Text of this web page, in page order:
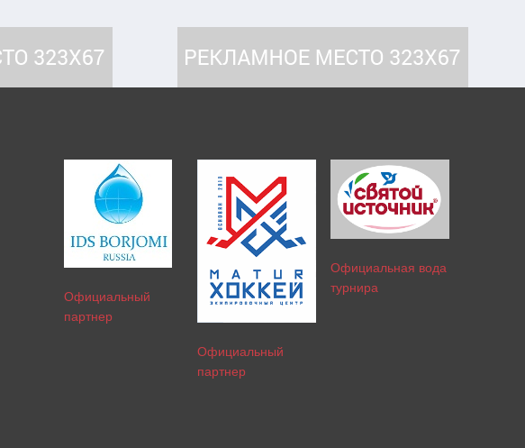
Официальный
партнер
Официальный
партнер
Официальная вода
турнира